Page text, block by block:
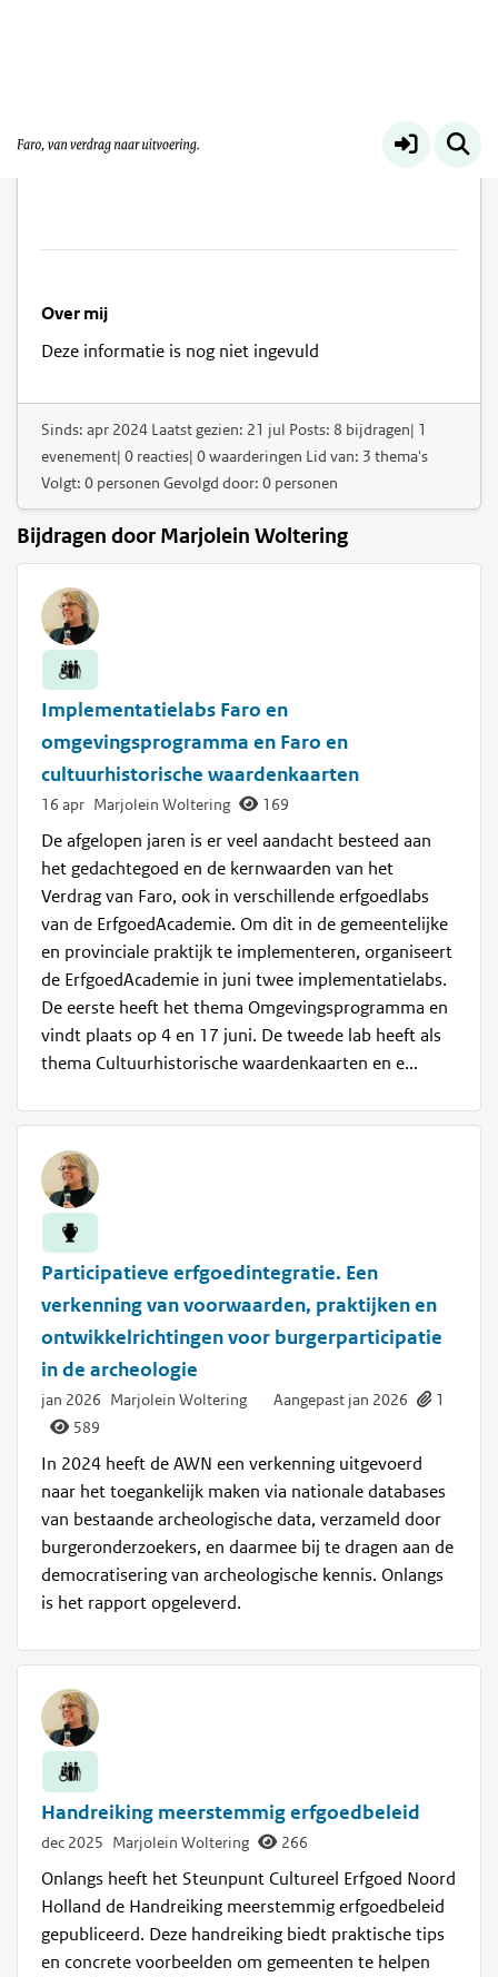
Over mij
Deze informatie is nog niet ingevuld
Sinds: apr 2024 Laatst gezien: 21 jul Posts: 8 bijdragen| 1
evenement| 0 reacties| 0 waarderingen Lid van: 3 thema's
Volgt: 0 personen Gevolgd door: 0 personen
Bijdragen door Marjolein Woltering
Implementatielabs Faro en
omgevingsprogramma en Faro en
cultuurhistorische waardenkaarten
16 apr Marjolein Woltering 169
De afgelopen jaren is er veel aandacht besteed aan
het gedachtegoed en de kernwaarden van het
Verdrag van Faro, ook in verschillende erfgoedlabs
van de ErfgoedAcademie. Om dit in de gemeentelijke
en provinciale praktijk te implementeren, organiseert
de ErfgoedAcademie in juni twee implementatielabs.
De eerste heeft het thema Omgevingsprogramma en
vindt plaats op 4 en 17 juni. De tweede lab heeft als
thema Cultuurhistorische waardenkaarten en e...
Participatieve erfgoedintegratie. Een
verkenning van voorwaarden, praktijken en
ontwikkelrichtingen voor burgerparticipatie
in de archeologie
jan 2026 Marjolein Woltering Aangepast jan 2026
1
589
In 2024 heeft de AWN een verkenning uitgevoerd
naar het toegankelijk maken via nationale databases
van bestaande archeologische data, verzameld door
burgeronderzoekers, en daarmee bij te dragen aan de
democratisering van archeologische kennis. Onlangs
is het rapport opgeleverd.
Handreiking meerstemmig erfgoedbeleid
dec 2025 Marjolein Woltering 266
Onlangs heeft het Steunpunt Cultureel Erfgoed Noord
Holland de Handreiking meerstemmig erfgoedbeleid
gepubliceerd. Deze handreiking biedt praktische tips
en concrete voorbeelden om gemeenten te helpen